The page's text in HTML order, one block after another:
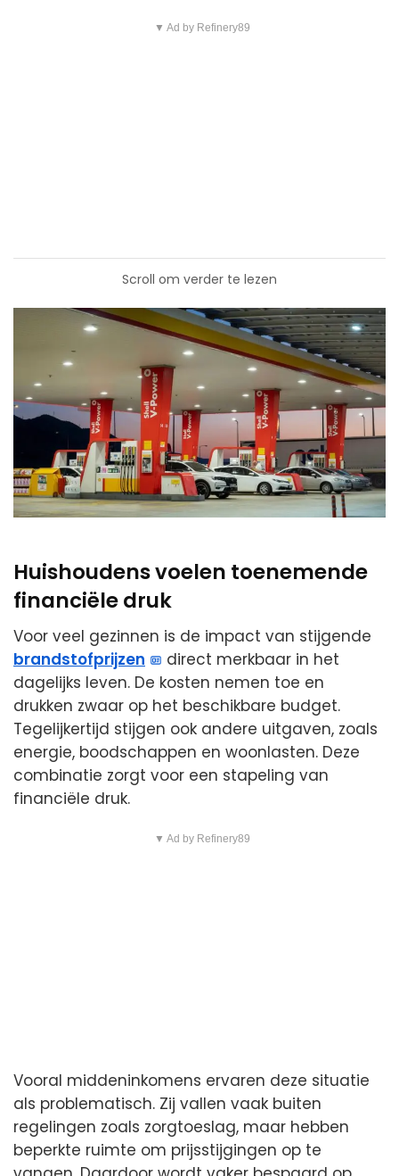
▼ Ad by Refinery89
Scroll om verder te lezen
Huishoudens voelen toenemende
financiële druk
Voor veel gezinnen is de impact van stijgende
brandstofprijzen
direct merkbaar in het
dagelijks leven. De kosten nemen toe en
drukken zwaar op het beschikbare budget.
Tegelijkertijd stijgen ook andere uitgaven, zoals
energie, boodschappen en woonlasten. Deze
combinatie zorgt voor een stapeling van
financiële druk.
▼ Ad by Refinery89
Vooral middeninkomens ervaren deze situatie
als problematisch. Zij vallen vaak buiten
regelingen zoals zorgtoeslag, maar hebben
beperkte ruimte om prijsstijgingen op te